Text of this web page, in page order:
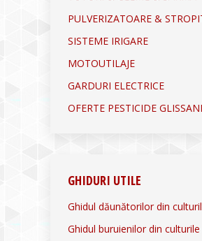
PULVERIZATOARE &
SISTEME IRIGARE
MOTOUTILAJE
GARDURI ELECTRICE
OFERTE PESTICIDE
GHIDURI UTILE
Ghidul dăunătorilor din
Ghidul buruienilor din